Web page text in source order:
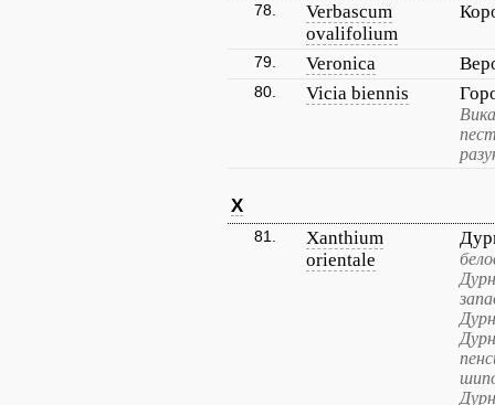
78.
Verbascum
ovalifolium
79. Veronica
80. Vicia biennis
X
81.
Xanthium
orientale